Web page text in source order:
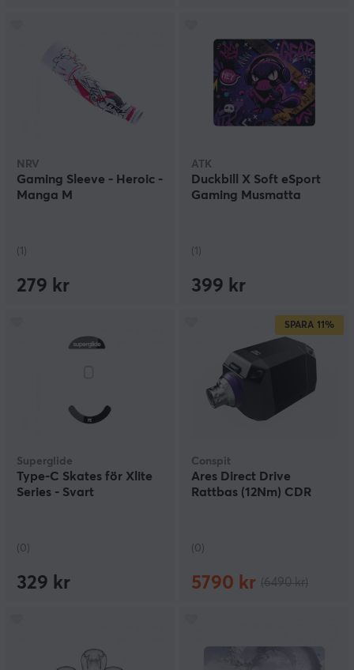
NRV
Gaming Sleeve - Heroic -
Manga M
(1)
279 kr
ATK
Duckbill X Soft eSport
Gaming Musmatta
(1)
399 kr
Superglide
Type-C Skates för Xlite
Series - Svart
(0)
329 kr
SPARA 11%
Conspit
Ares Direct Drive
Rattbas (12Nm) CDR
(0)
5790 kr